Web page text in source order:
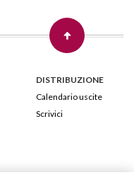
DISTRIBUZIONE
Calendario uscite
Scrivici